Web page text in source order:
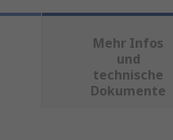
Mehr Infos
und
technische
Dokumente